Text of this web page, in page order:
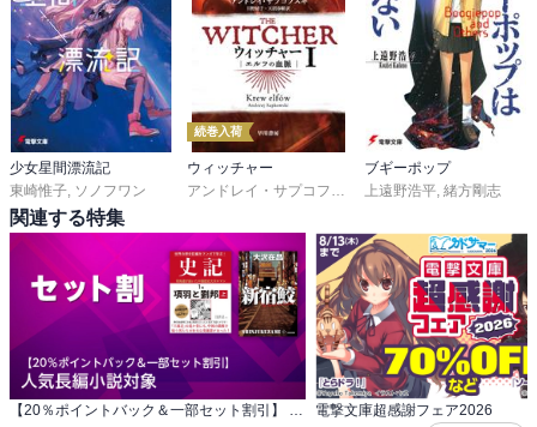
少女星間漂流記
東崎惟子 ソノフワン
続巻入荷
ウィッチャー
川野靖子,杉浦綾
ブギーポップ
上遠野浩平 緒方剛志
関連する特集
電撃文庫超感謝フェア2026